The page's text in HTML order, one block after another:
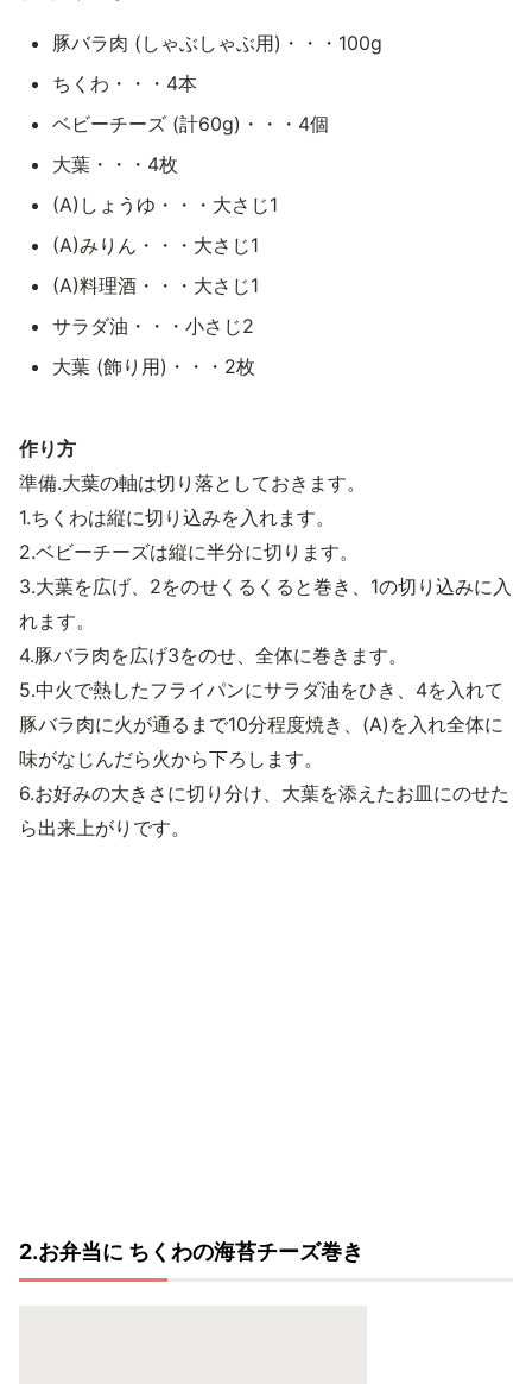
豚バラ肉 (しゃぶしゃぶ用)・・・100g
ちくわ・・・4本
ベビーチーズ (計60g)・・・4個
大葉・・・4枚
(A)しょうゆ・・・大さじ1
(A)みりん・・・大さじ1
(A)料理酒・・・大さじ1
サラダ油・・・小さじ2
大葉 (飾り用)・・・2枚
作り方
準備.大葉の軸は切り落としておきます。
1.ちくわは縦に切り込みを入れます。
2.ベビーチーズは縦に半分に切ります。
3.大葉を広げ、2をのせくるくると巻き、1の切り込みに入
れます。
4.豚バラ肉を広げ3をのせ、全体に巻きます。
5.中火で熱したフライパンにサラダ油をひき、4を入れて
豚バラ肉に火が通るまで10分程度焼き、(A)を入れ全体に
味がなじんだら火から下ろします。
6.お好みの大きさに切り分け、大葉を添えたお皿にのせた
ら出来上がりです。
2.お弁当に ちくわの海苔チーズ巻き